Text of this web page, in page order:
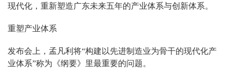
现代化，重新塑造广东未来五年的产业体系与创新体系。
重塑产业体系
发布会上，孟凡利将“构建以先进制造业为骨干的现代化产
业体系”称为《纲要》里最重要的问题。